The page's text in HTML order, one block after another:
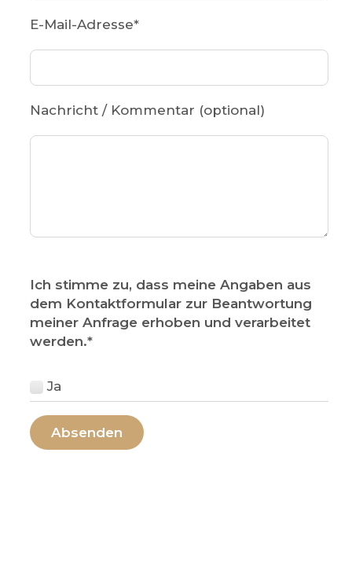
E-Mail-Adresse*
Nachricht / Kommentar (optional)
Ich stimme zu, dass meine Angaben aus
dem Kontaktformular zur Beantwortung
meiner Anfrage erhoben und verarbeitet
werden.*
Ja